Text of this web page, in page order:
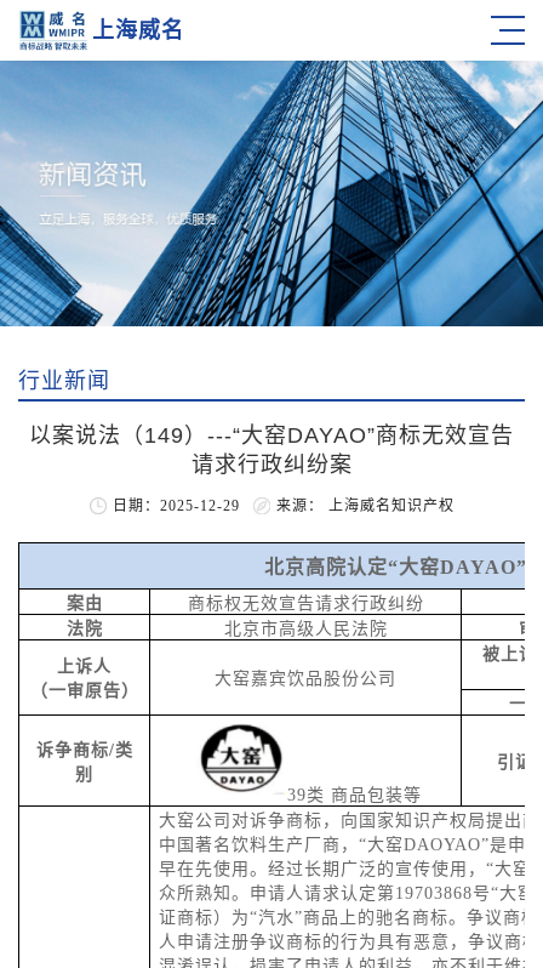
上海威名
行业新闻
以案说法（149）---“大窑DAYAO”商标无效宣告
请求行政纠纷案
日期：2025-12-29 来源： 上海威名知识产权
北京高院认定“大窑DAYAO”
案由 商标权无效宣告请求行政纠纷
法院
北京市高级人民法院 审
上诉人
（一审原告）
大窑嘉宾饮品股份公司
被上诉
一
诉争商标/类
别
39类 商 品包装等
引证
大窑 公司 对诉争商标，向国家知 识产权局提出
中国著名饮料生产厂商， “大窑DAOYAO”是申
早在先使用。经过长期广泛的宣传使用，“大窑
众所熟知。申请人请求认定第19703868号“大
证商标）为“汽水”商品上的驰名商标。争议商
人申请注册争议商标的行为具有恶意，争议商